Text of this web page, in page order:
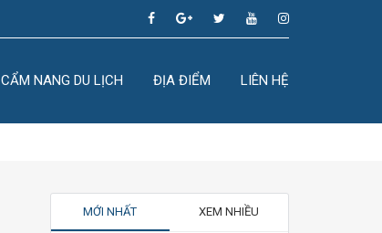
CẨM NANG DU LỊCH ĐỊA ĐIỂM LIÊN HỆ
MỚI NHẤT XEM NHIỀU